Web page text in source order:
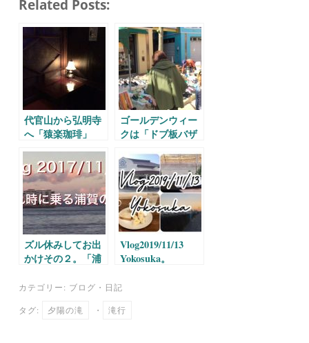
bo
ok
tte
r
ail
a
Related Posts:
代官山から弘明寺
へ「猿楽珈琲」
ゴールデンウィー
クは「ドブ板バザ
ズル休みしてお出
かけその２。「浦
Vlog2019/11/13
Yokosuka。
カテゴリー: ブログ ・ 日記
タグ: 夕陽の滝 ・ 滝行